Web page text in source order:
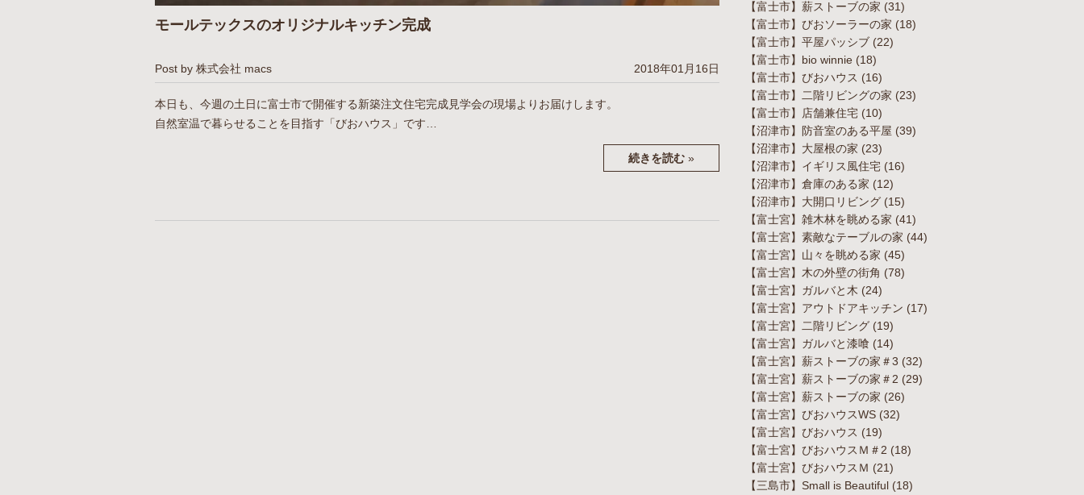
モールテックスのオリジナルキッチン完成
Post by 株式会社 macs 2018年01月16日
本日も、今週の土日に富士市で開催する新築注文住宅完成見学会の現場よりお届けします。
自然室温で暮らせることを目指す「びおハウス」です…
続きを読む »
【富士市】薪ストーブの家 (31)
【富士市】びおソーラーの家 (18)
【富士市】平屋パッシブ (22)
【富士市】bio winnie (18)
【富士市】びおハウス (16)
【富士市】二階リビングの家 (23)
【富士市】店舗兼住宅 (10)
【沼津市】防音室のある平屋 (39)
【沼津市】大屋根の家 (23)
【沼津市】イギリス風住宅 (16)
【沼津市】倉庫のある家 (12)
【沼津市】大開口リビング (15)
【富士宮】雑木林を眺める家 (41)
【富士宮】素敵なテーブルの家 (44)
【富士宮】山々を眺める家 (45)
【富士宮】木の外壁の街角 (78)
【富士宮】ガルバと木 (24)
【富士宮】アウトドアキッチン (17)
【富士宮】二階リビング (19)
【富士宮】ガルバと漆喰 (14)
【富士宮】薪ストーブの家＃3 (32)
【富士宮】薪ストーブの家＃2 (29)
【富士宮】薪ストーブの家 (26)
【富士宮】びおハウスWS (32)
【富士宮】びおハウス (19)
【富士宮】びおハウスＭ＃2 (18)
【富士宮】びおハウスＭ (21)
【三島市】Small is Beautiful (18)